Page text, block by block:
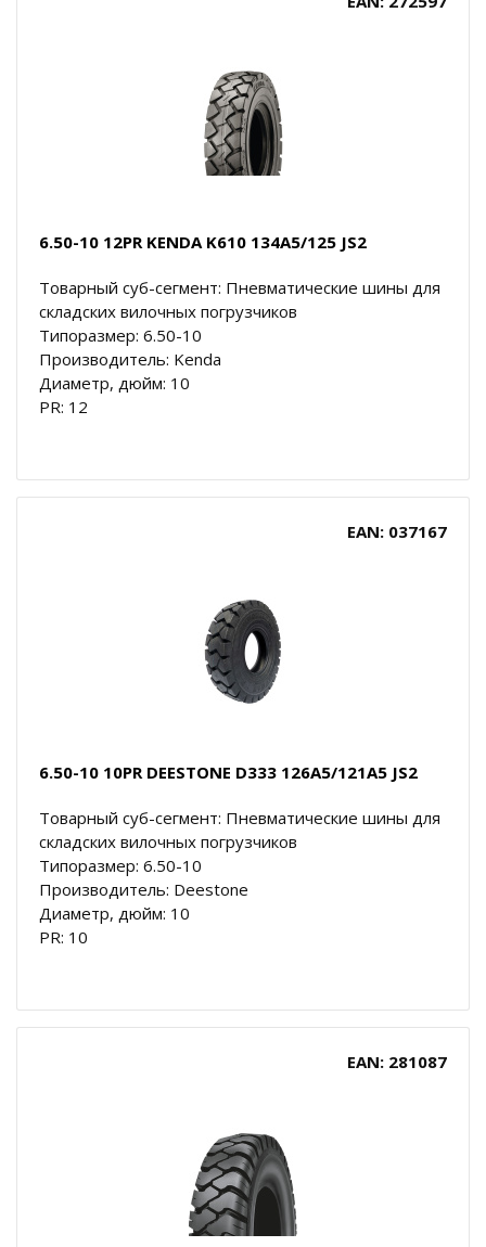
6.50-10 12PR KENDA K610 134A5/125 JS2
Товарный суб-сегмент: Пневматические шины для
складских вилочных погрузчиков
Типоразмер: 6.50-10
Производитель: Kenda
Диаметр, дюйм: 10
PR: 12
EAN: 037167
6.50-10 10PR DEESTONE D333 126A5/121A5 JS2
Товарный суб-сегмент: Пневматические шины для
складских вилочных погрузчиков
Типоразмер: 6.50-10
Производитель: Deestone
Диаметр, дюйм: 10
PR: 10
EAN: 281087